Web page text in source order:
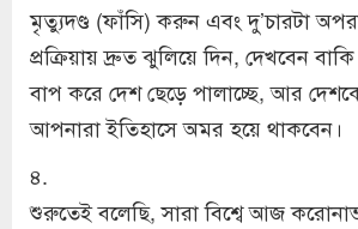
মৃত্যুদণ্ড (ফাঁসি) করুন এবং দু’চারটা
প্রক্রিয়ায় দ্রুত ঝুলিয়ে দিন, দেখবেন
বাপ করে দেশ ছেড়ে পালাচ্ছে, আর
আপনারা ইতিহাসে অমর হয়ে থাকবেন।
৪.
শুরুতেই বলেছি, সারা বিশ্বে আজ